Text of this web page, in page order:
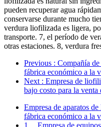
pueden recuperar agua
conservarse durante mucho
verdura liofilizada es ligera,
transporte. 7, el período de
otras estaciones. 8, verdura
Previous : Compañía
fábrica económico a la
Next : Empresa de
bajo costo para la
Empresa de aparatos
fábrica económico a la
1
Empresa de